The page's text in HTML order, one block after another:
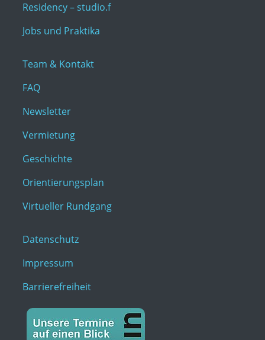
Residency – studio.f
Jobs und Praktika
Team & Kontakt
FAQ
Newsletter
Vermietung
Geschichte
Orientierungsplan
Virtueller Rundgang
Datenschutz
Impressum
Barrierefreiheit